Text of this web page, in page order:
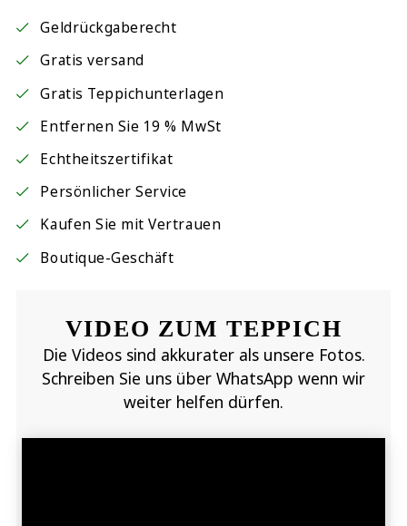
Geldrückgaberecht
Gratis versand
Gratis Teppichunterlagen
Entfernen Sie 19 % MwSt
Echtheitszertifikat
Persönlicher Service
Kaufen Sie mit Vertrauen
Boutique-Geschäft
VIDEO ZUM TEPPICH
Die Videos sind akkurater als unsere Fotos.
Schreiben Sie uns über WhatsApp wenn wir
weiter helfen dürfen.